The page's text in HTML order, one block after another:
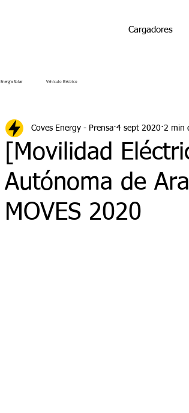
Cargadores
Energía Solar Vehículo Eléctrico
[Movilidad
Autónoma de
MOVES 2020
Coves Energy - Prensa 4 sept 2020 2 min